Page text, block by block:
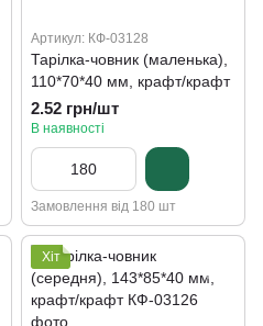
Артикул: КФ-03128
Тарілка-човник (маленька),
110*70*40 мм, крафт/крафт
2.52 грн/шт
В наявності
Замовлення від 180 шт
Хіт